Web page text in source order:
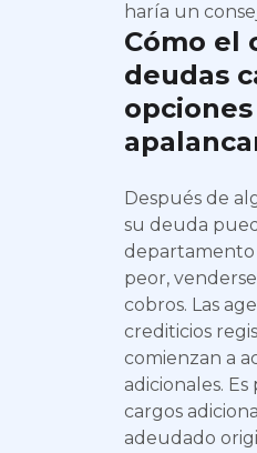
haría un
Cómo el
deudas
opciones
Después de
su deuda
departamento
peor,
cobros. Las
crediticios
comienzan a
adicionales.
cargos
adeudado